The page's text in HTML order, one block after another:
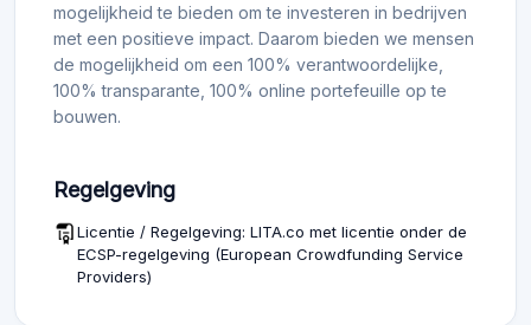
mogelijkheid te bieden om te investeren in bedrijven
met een positieve impact. Daarom bieden we mensen
de mogelijkheid om een 100% verantwoordelijke,
100% transparante, 100% online portefeuille op te
bouwen.
Regelgeving
Licentie / Regelgeving: LITA.co met licentie onder de
ECSP-regelgeving (European Crowdfunding Service
Providers)